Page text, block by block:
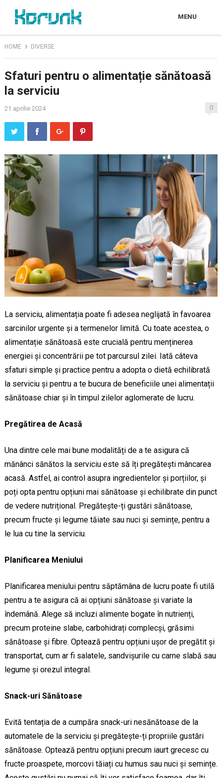
MENU
HOME DIVERSE
Sfaturi pentru o alimentație sănătoasă
la serviciu
21 aprilie 2024 0
La serviciu, alimentația poate fi adesea neglijată în favoarea
sarcinilor urgente și a termenelor limită. Cu toate acestea, o
alimentație sănătoasă este crucială pentru menținerea
energiei și concentrării pe tot parcursul zilei. Iată câteva
sfaturi simple și practice pentru a adopta o dietă echilibrată
la serviciu și pentru a te bucura de beneficiile unei alimentații
sănătoase chiar și în timpul zilelor aglomerate de lucru.
Pregătirea de Acasă
Una dintre cele mai bune modalități de a te asigura că
mănânci sănătos la serviciu este să îți pregătești mâncarea
acasă. Astfel, ai control asupra ingredientelor și porțiilor, și
poți opta pentru opțiuni mai sănătoase și echilibrate din punct
de vedere nutrițional. Pregătește-ți gustări sănătoase,
precum fructe și legume tăiate sau nuci și semințe, pentru a
le lua cu tine la serviciu.
Planificarea Meniului
Planificarea meniului pentru săptămâna de lucru poate fi utilă
pentru a te asigura că ai opțiuni sănătoase și variate la
îndemână. Alege să incluzi alimente bogate în nutrienți,
precum proteine slabe, carbohidrați complecși, grăsimi
sănătoase și fibre. Optează pentru opțiuni ușor de pregătit și
transportat, cum ar fi salatele, sandvișurile cu carne slabă sau
legume și orezul integral.
Snack-uri Sănătoase
Evită tentația de a cumpăra snack-uri nesănătoase de la
automatele de la serviciu și pregătește-ți propriile gustări
sănătoase. Optează pentru opțiuni precum iaurt grecesc cu
fructe proaspete, morcovi tăiați cu humus sau nuci și semințe.